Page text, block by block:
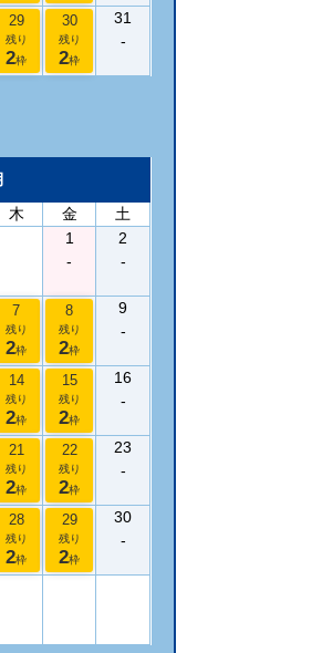
29
残り
2枠
30
残り
2枠
31
-
木 金
土
1
-
2
-
7
残り
2枠
8
残り
2枠
9
-
14
残り
2枠
15
残り
2枠
16
-
21
残り
2枠
22
残り
2枠
23
-
28
残り
2枠
29
残り
2枠
30
-